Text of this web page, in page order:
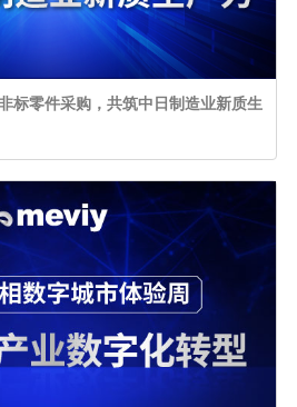
标零件采购，共筑中日制造业新质生